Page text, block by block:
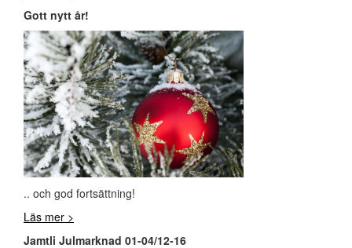
Gott nytt år!
.. och god fortsättning!
Läs mer >
Jamtli Julmarknad 01-04/12-16